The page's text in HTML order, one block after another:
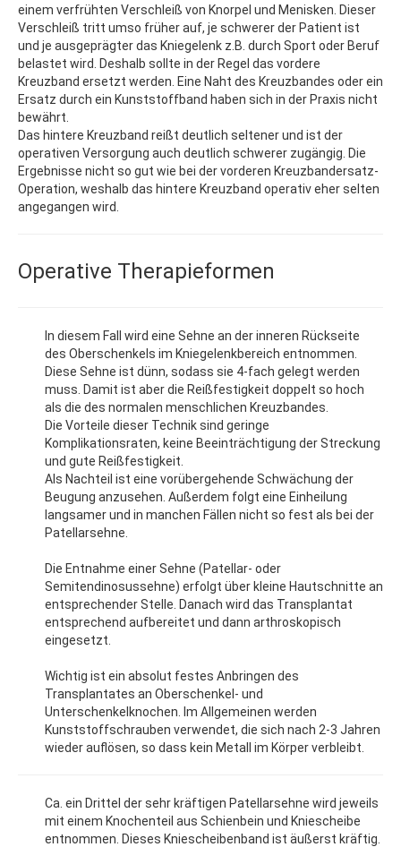
einem verfrühten Verschleiß von Knorpel und Menisken. Dieser
Verschleiß tritt umso früher auf, je schwerer der Patient ist
und je ausgeprägter das Kniegelenk z.B. durch Sport oder Beruf
belastet wird. Deshalb sollte in der Regel das vordere
Kreuzband ersetzt werden. Eine Naht des Kreuzbandes oder ein
Ersatz durch ein Kunststoffband haben sich in der Praxis nicht
bewährt.
Das hintere Kreuzband reißt deutlich seltener und ist der
operativen Versorgung auch deutlich schwerer zugängig. Die
Ergebnisse nicht so gut wie bei der vorderen Kreuzbandersatz-
Operation, weshalb das hintere Kreuzband operativ eher selten
angegangen wird.
Operative Therapieformen
In diesem Fall wird eine Sehne an der inneren Rückseite
des Oberschenkels im Kniegelenkbereich entnommen.
Diese Sehne ist dünn, sodass sie 4-fach gelegt werden
muss. Damit ist aber die Reißfestigkeit doppelt so hoch
als die des normalen menschlichen Kreuzbandes.
Die Vorteile dieser Technik sind geringe
Komplikationsraten, keine Beeinträchtigung der Streckung
und gute Reißfestigkeit.
Als Nachteil ist eine vorübergehende Schwächung der
Beugung anzusehen. Außerdem folgt eine Einheilung
langsamer und in manchen Fällen nicht so fest als bei der
Patellarsehne.
Die Entnahme einer Sehne (Patellar- oder
Semitendinosussehne) erfolgt über kleine Hautschnitte an
entsprechender Stelle. Danach wird das Transplantat
entsprechend aufbereitet und dann arthroskopisch
eingesetzt.
Wichtig ist ein absolut festes Anbringen des
Transplantates an Oberschenkel- und
Unterschenkelknochen. Im Allgemeinen werden
Kunststoffschrauben verwendet, die sich nach 2-3 Jahren
wieder auflösen, so dass kein Metall im Körper verbleibt.
Ca. ein Drittel der sehr kräftigen Patellarsehne wird jeweils
mit einem Knochenteil aus Schienbein und Kniescheibe
entnommen. Dieses Kniescheibenband ist äußerst kräftig.